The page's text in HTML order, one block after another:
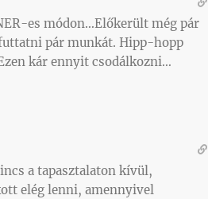
es módon…Előkerült még pár
pár munkát. Hipp-hopp
kár ennyit csodálkozni…
a tapasztalaton kívül,
elég lenni, amennyivel